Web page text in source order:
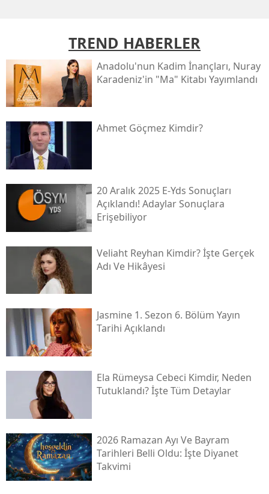
TREND HABERLER
Anadolu'nun Kadim İnançları, Nuray
Karadeniz'in "ma" Kitabı Yayımlandı
Ahmet Göçmez Kimdir?
20 Aralık 2025 E-Yds Sonuçları
Açıklandı! Adaylar Sonuçlara
Erişebiliyor
Veliaht Reyhan Kimdir? İşte Gerçek
Adı Ve Hikâyesi
Jasmine 1. Sezon 6. Bölüm Yayın
Tarihi Açıklandı
Ela Rümeysa Cebeci Kimdir, Neden
Tutuklandı? İşte Tüm Detaylar
2026 Ramazan Ayı Ve Bayram
Tarihleri Belli Oldu: İşte Diyanet
Takvimi